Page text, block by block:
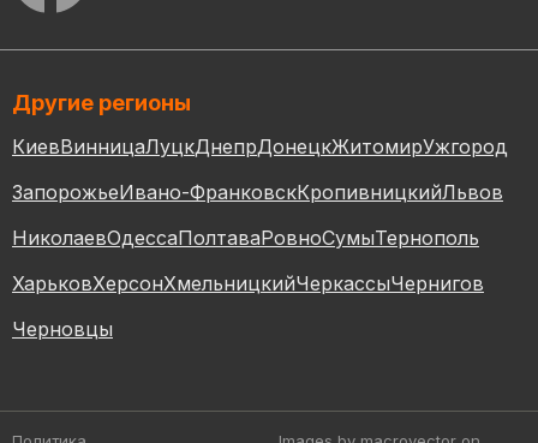
Другие регионы
КиевВинницаЛуцкДнепрДонецкЖитомирУжгород
ЗапорожьеИвано-ФранковскКропивницкийЛьвов
НиколаевОдессаПолтаваРовноСумыТернополь
ХарьковХерсонХмельницкийЧеркассыЧернигов
Черновцы